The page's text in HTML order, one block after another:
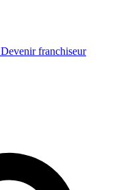
Devenir franchiseur